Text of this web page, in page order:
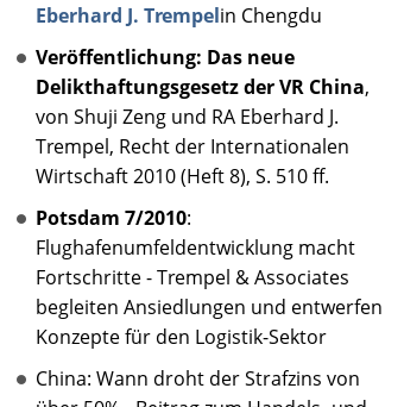
Eberhard J. Trempelin Chengdu
Veröffentlichung: Das neue
Delikthaftungsgesetz der VR China,
von Shuji Zeng und RA Eberhard J.
Trempel, Recht der Internationalen
Wirtschaft 2010 (Heft 8), S. 510 ff.
Potsdam 7/2010:
Flughafenumfeldentwicklung macht
Fortschritte - Trempel & Associates
begleiten Ansiedlungen und entwerfen
Konzepte für den Logistik-Sektor
China: Wann droht der Strafzins von